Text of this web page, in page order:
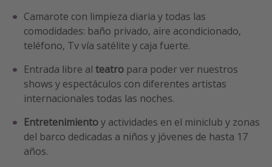
Camarote con limpieza diaria y todas las
comodidades: baño privado, aire acondicionado,
teléfono, Tv vía satélite y caja fuerte.
Entrada libre al teatro para poder ver nuestros
shows y espectáculos con diferentes artistas
internacionales todas las noches.
Entretenimientoy actividades en el miniclub y zonas
del barco dedicadas a niños y jóvenes de hasta 17
años.